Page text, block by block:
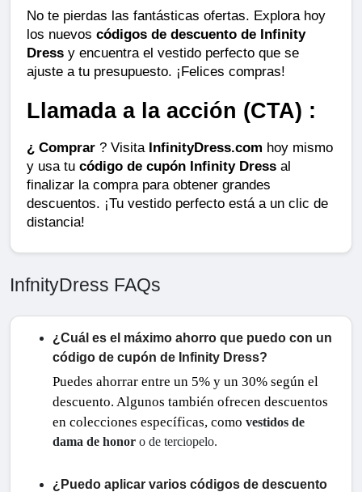
No te pierdas las fantásticas ofertas. Explora hoy
los nuevos códigos de descuento de Infinity
Dress y encuentra el vestido perfecto que se
ajuste a tu presupuesto. ¡Felices compras!
Llamada a la acción (CTA) :
¿ Comprar ? Visita InfinityDress.com hoy mismo
y usa tu código de cupón Infinity Dress al
finalizar la compra para obtener grandes
descuentos. ¡Tu vestido perfecto está a un clic de
distancia!
InfnityDress FAQs
¿Cuál es el máximo ahorro que puedo con un
código de cupón de Infinity Dress?
Puedes ahorrar entre un 5% y un 30% según el
descuento. Algunos también ofrecen descuentos
en colecciones específicas, como vestidos de
dama de honor o de terciopelo.
¿Puedo aplicar varios códigos de descuento